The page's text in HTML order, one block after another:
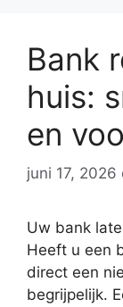
Bank
huis:
en
juni 17, 2026
Uw bank
Heeft u een
direct een
begrijpelijk.